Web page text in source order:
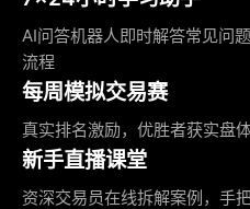
AI问答机器人即时解答常见问
流程
每周模拟交易赛
真实排名激励，优胜者获实盘
新手直播课堂
资深交易员在线拆解案例，手